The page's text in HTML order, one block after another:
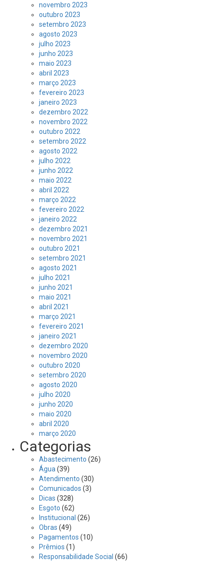
novembro 2023
outubro 2023
setembro 2023
agosto 2023
julho 2023
junho 2023
maio 2023
abril 2023
março 2023
fevereiro 2023
janeiro 2023
dezembro 2022
novembro 2022
outubro 2022
setembro 2022
agosto 2022
julho 2022
junho 2022
maio 2022
abril 2022
março 2022
fevereiro 2022
janeiro 2022
dezembro 2021
novembro 2021
outubro 2021
setembro 2021
agosto 2021
julho 2021
junho 2021
maio 2021
abril 2021
março 2021
fevereiro 2021
janeiro 2021
dezembro 2020
novembro 2020
outubro 2020
setembro 2020
agosto 2020
julho 2020
junho 2020
maio 2020
abril 2020
março 2020
Categorias
Abastecimento (26)
Água (39)
Atendimento (30)
Comunicados (3)
Dicas (328)
Esgoto (62)
Institucional (26)
Obras (49)
Pagamentos (10)
Prêmios (1)
Responsabilidade Social (66)